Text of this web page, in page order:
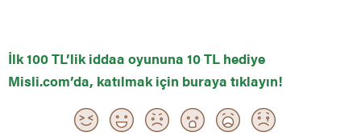
İlk 100 TL’lik iddaa oyununa 10 TL hediye
Misli.com’da, katılmak için buraya tıklayın!